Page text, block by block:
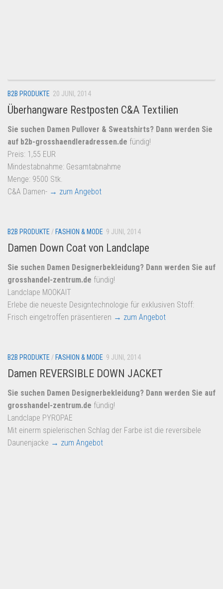
B2B PRODUKTE 20 JUNI, 2014
Überhangware Restposten C&A Textilien
Sie suchen Damen Pullover & Sweatshirts? Dann werden Sie
auf b2b-grosshaendleradressen.de fündig!
Preis: 1,55 EUR
Mindestabnahme: Gesamtabnahme
Menge: 9500 Stk.
C&A Damen- → zum Angebot
B2B PRODUKTE / FASHION & MODE 9 JUNI, 2014
Damen Down Coat von Landclape
Sie suchen Damen Designerbekleidung? Dann werden Sie auf
grosshandel-zentrum.de fündig!
Landclape MOOKAIT
Erlebe die neueste Designtechnologie für exklusiven Stoff:
Frisch eingetroffen präsentieren → zum Angebot
B2B PRODUKTE / FASHION & MODE 9 JUNI, 2014
Damen REVERSIBLE DOWN JACKET
Sie suchen Damen Designerbekleidung? Dann werden Sie auf
grosshandel-zentrum.de fündig!
Landclape PYROPAE
Mit einerm spielerischen Schlag der Farbe ist die reversibele
Daunenjacke → zum Angebot